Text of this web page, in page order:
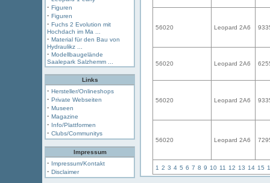
· Figuren
· Figuren
· Fuchs 2 Evolution mit
Hochdach im Ma ...
· Material für den Bau von
Hydraulikz ...
· Modellbaugelände
Saalepark Salzhemm ...
Links
· Hersteller/Onlineshops
· Private Webseiten
· Museen
· Magazine
· Info/Plattformen
· Clubs/Communitys
Impressum
· Impressum/Kontakt
· Disclaimer
56020 Leopard 2A6
56020 Leopard 2A6
56020 Leopard 2A6
56020 Leopard 2A6
1 2 3 4 5 6 7 8 9 10 11 12 13 14 15